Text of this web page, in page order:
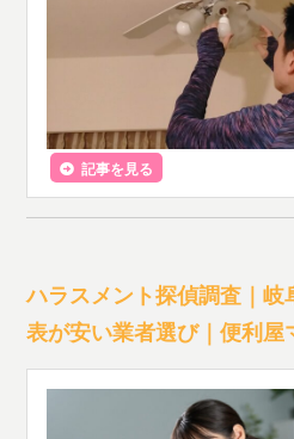
記事を見る
ハラスメント探偵調査｜
表が安い業者選び｜便利屋